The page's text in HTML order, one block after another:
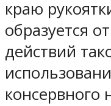
краю
образуется
действий
консервного